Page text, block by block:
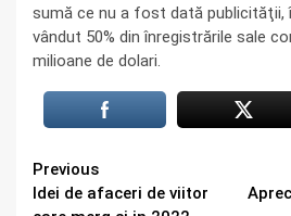
sumă ce nu a fost dată publicităţii,
vândut 50% din înregistrările sale
milioane de dolari.
Continue
Previous
Idei de afaceri de viitor